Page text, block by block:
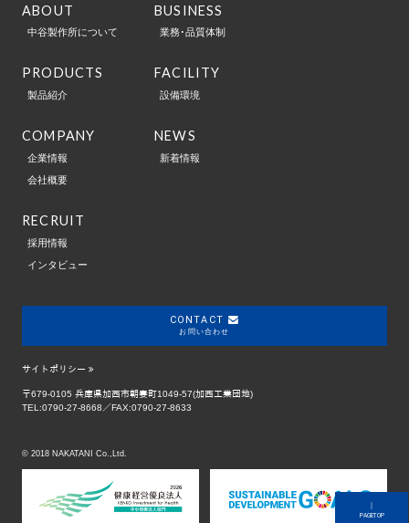
ABOUT
中谷製作所について
PRODUCTS
製品紹介
BUSINESS
業務･品質体制
FACILITY
設備環境
COMPANY
企業情報
会社概要
NEWS
新着情報
RECRUIT
採用情報
インタビュー
CONTACT
お問い合わせ
サイトポリシー
〒679-0105 兵庫県加西市朝妻町1049-57(加西工業団地)
TEL:0790-27-8668／FAX:0790-27-8633
© 2018 NAKATANI Co.,Ltd.
｜
PAGETOP